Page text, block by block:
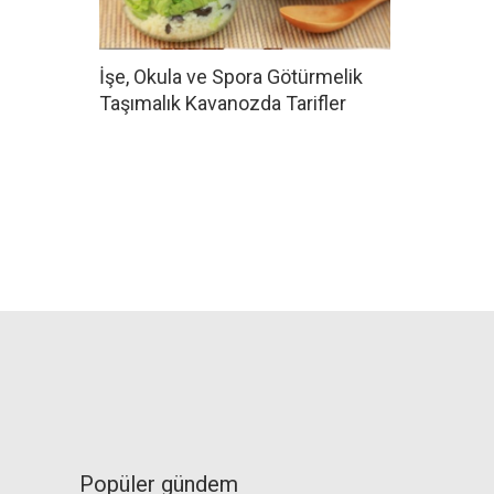
İşe, Okula ve Spora Götürmelik
Taşımalık Kavanozda Tarifler
Popüler gündem